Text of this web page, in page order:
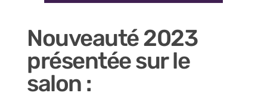
Nouveauté 2023
présentée sur le